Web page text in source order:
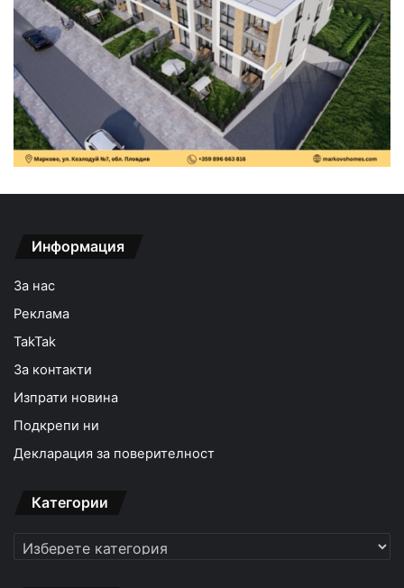
Информация
За нас
Реклама
TakTak
За контакти
Изпрати новина
Подкрепи ни
Декларация за поверителност
Категории
Категории